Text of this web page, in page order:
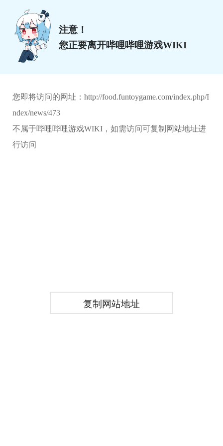
注意！
您正要离开哔哩哔哩游戏WIKI
您即将访问的网址： http://food.funtoygame.com/index.php/I
ndex/news/473
不属于哔哩哔哩游戏WIKI，如需访问可复制网站地址进
行访问
复制网站地址